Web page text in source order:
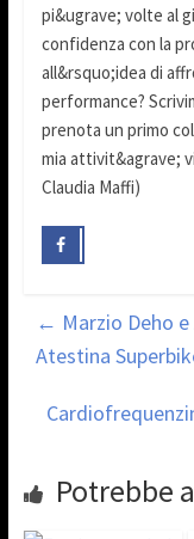
pi&ugrave; volte al
confidenza con la
all&rsquo;idea di
performance?
prenota un primo
mia attivit&agrave;
Claudia Maffi)
← Marzio Deho
Atestina
Potrebbe